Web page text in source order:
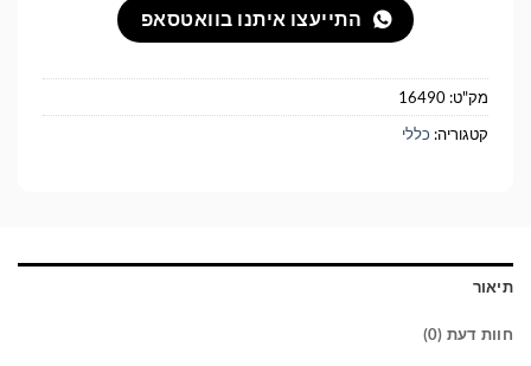
התייעצו איתנו בוואטסאפ
מק"ט: 16490
קטגוריה: כללי
תיאור
חוות דעת (0)